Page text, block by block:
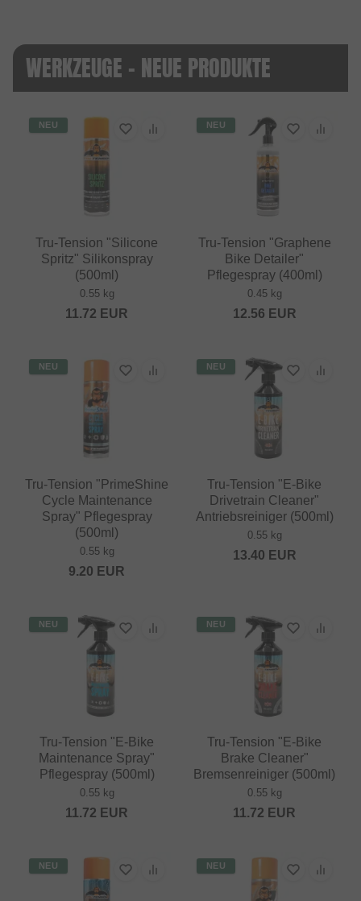
WERKZEUGE - NEUE PRODUKTE
NEU
Tru-Tension "Silicone
Spritz" Silikonspray
(500ml)
0.55 kg
11.72 EUR
NEU
Tru-Tension "Graphene
Bike Detailer"
Pflegespray (400ml)
0.45 kg
12.56 EUR
NEU
Tru-Tension "PrimeShine
Cycle Maintenance
Spray" Pflegespray
(500ml)
0.55 kg
9.20 EUR
NEU
Tru-Tension "E-Bike
Drivetrain Cleaner"
Antriebsreiniger (500ml)
0.55 kg
13.40 EUR
NEU
Tru-Tension "E-Bike
Maintenance Spray"
Pflegespray (500ml)
0.55 kg
11.72 EUR
NEU
Tru-Tension "E-Bike
Brake Cleaner"
Bremsenreiniger (500ml)
0.55 kg
11.72 EUR
NEU NEU